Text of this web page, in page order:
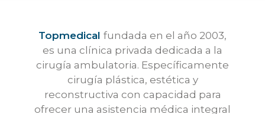
Topmedical fundada en el año 2003,
es una clínica privada dedicada a la
cirugía ambulatoria. Específicamente
cirugía plástica, estética y
reconstructiva con capacidad para
ofrecer una asistencia médica integral